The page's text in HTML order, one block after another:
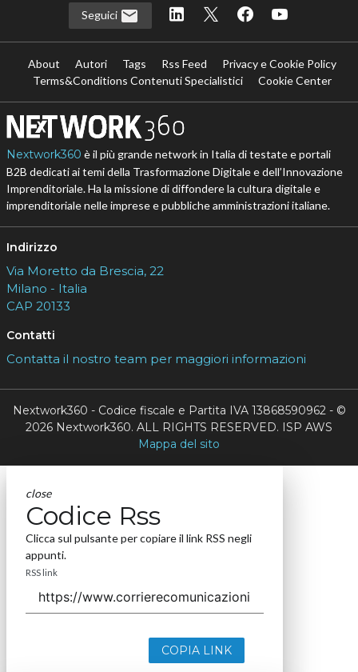
Seguici
About Autori Tags Rss Feed
Privacy e Cookie Policy
Terms&Conditions Contenuti Specialistici
Cookie Center
Nextwork360 è il più grande network in Italia di testate e portali
B2B dedicati ai temi della Trasformazione Digitale e dell’Innovazione
Imprenditoriale. Ha la missione di diffondere la cultura digitale e
imprenditoriale nelle imprese e pubbliche amministrazioni italiane.
Indirizzo
Via Moretto da Brescia, 22
Milano - Italia
CAP 20133
Contatti
Contatta il nostro team per maggiori informazioni
Nextwork360 - Codice fiscale e Partita IVA 13868590962 - ©
2026 Nextwork360. ALL RIGHTS RESERVED. ISP AWS
Mappa del sito
close
Codice Rss
Clicca sul pulsante per copiare il link RSS negli
appunti.
RSS link
COPIA LINK